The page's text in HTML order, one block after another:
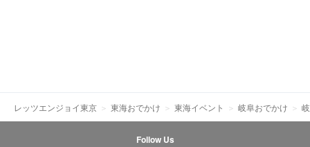
レッツエンジョイ東京 東海おでかけ 東海イベント 岐阜おでかけ
Follow Us